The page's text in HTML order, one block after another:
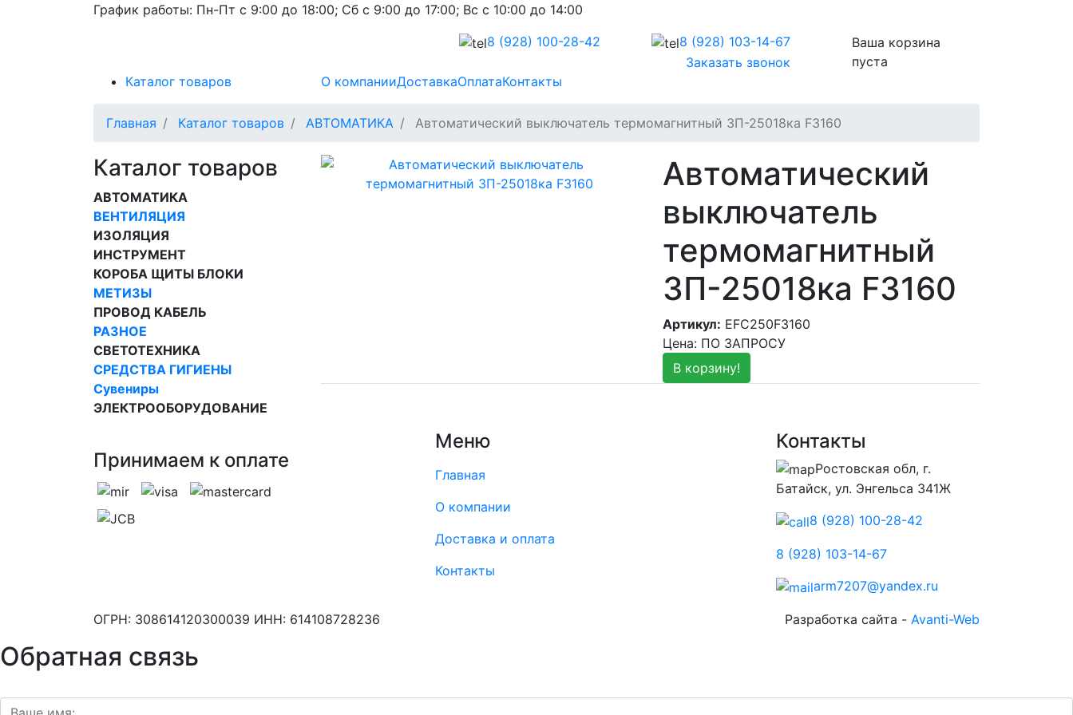
График работы: Пн-Пт с 9:00 до 18:00; Сб с 9:00 до 17:00; Вс с 10:00 до 14:00
8 (928) 100-28-42 8 (928) 103-14-67
Заказать звонок
Ваша корзина
пуста
Каталог товаров
О компанииДоставкаОплатаКонтакты
Главная Каталог товаров АВТОМАТИКА Автоматический выключатель термомагнитный 3П-25018ка F3160
Каталог товаров
АВТОМАТИКА
ВЕНТИЛЯЦИЯ
ИЗОЛЯЦИЯ
ИНСТРУМЕНТ
КОРОБА ЩИТЫ БЛОКИ
МЕТИЗЫ
ПРОВОД КАБЕЛЬ
РАЗНОЕ
СВЕТОТЕХНИКА
СРЕДСТВА ГИГИЕНЫ
Сувениры
ЭЛЕКТРООБОРУДОВАНИЕ
Автоматический
выключатель
термомагнитный
3П-25018ка F3160
Артикул: EFC250F3160
Цена: ПО ЗАПРОСУ
В корзину!
Принимаем к оплате
Меню
Главная
О компании
Доставка и оплата
Контакты
Контакты
Ростовская обл, г.
Батайск, ул. Энгельса 341Ж
8 (928) 100-28-42
8 (928) 103-14-67
arm7207@yandex.ru
ОГРН: 308614120300039 ИНН: 614108728236 Разработка сайта - Avanti-Web
Обратная связь